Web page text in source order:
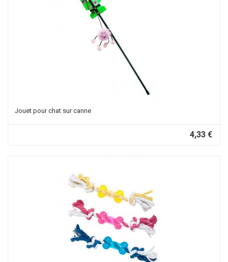
Jouet pour chat sur canne
4,33 €